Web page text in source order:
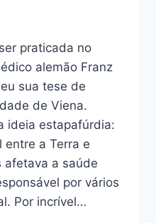
praticada no
alemão Franz
sua tese de
de Viena.
ideia estapafúrdia:
entre a Terra e
afetava a saúde
por vários
Por incrível…